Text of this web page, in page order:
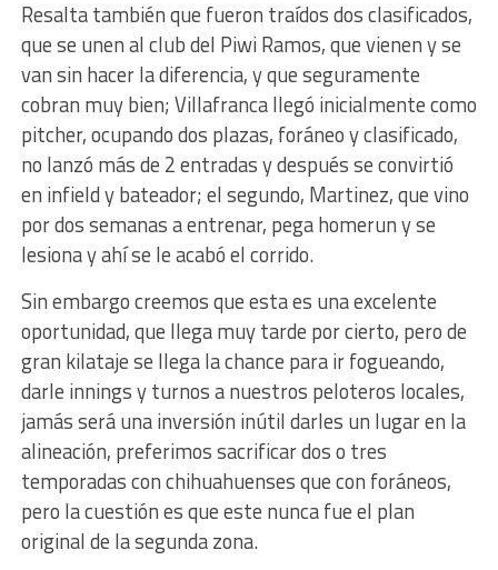
Resalta también que fueron traídos dos clasificados,
que se unen al club del Piwi Ramos, que vienen y se
van sin hacer la diferencia, y que seguramente
cobran muy bien; Villafranca llegó inicialmente como
pitcher, ocupando dos plazas, foráneo y clasificado,
no lanzó más de 2 entradas y después se convirtió
en infield y bateador; el segundo, Martinez, que vino
por dos semanas a entrenar, pega homerun y se
lesiona y ahí se le acabó el corrido.
Sin embargo creemos que esta es una excelente
oportunidad, que llega muy tarde por cierto, pero de
gran kilataje se llega la chance para ir fogueando,
darle innings y turnos a nuestros peloteros locales,
jamás será una inversión inútil darles un lugar en la
alineación, preferimos sacrificar dos o tres
temporadas con chihuahuenses que con foráneos,
pero la cuestión es que este nunca fue el plan
original de la segunda zona.